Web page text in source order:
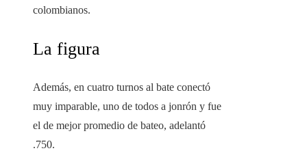
colombianos.
La figura
Además, en cuatro turnos al bate conectó
muy imparable, uno de todos a jonrón y fue
el de mejor promedio de bateo, adelantó
.750.